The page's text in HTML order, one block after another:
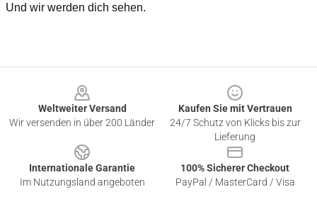
Und wir werden dich sehen.
Weltweiter Versand
Wir versenden in über 200 Länder
Kaufen Sie mit Vertrauen
24/7 Schutz von Klicks bis zur
Lieferung
Internationale Garantie
Im Nutzungsland angeboten
100% Sicherer Checkout
PayPal / MasterCard / Visa